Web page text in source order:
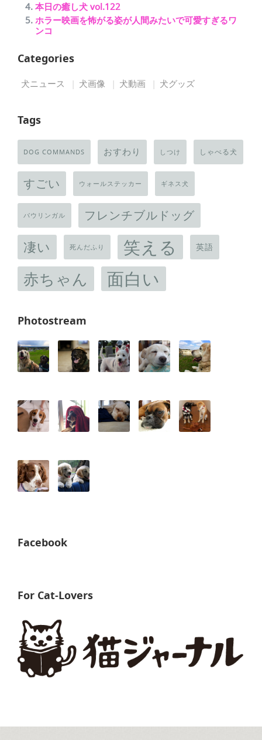
本日の癒し犬 vol.122
ホラー映画を怖がる姿が人間みたいで可愛すぎるワ
ンコ
Categories
犬ニュース 犬画像 犬動画 犬グッズ
Tags
DOG COMMANDS おすわり しつけ しゃべる犬
すごい ウォールステッカー ギネス犬
バウリンガル フレンチブルドッグ
凄い 死んだふり 笑える 英語
赤ちゃん 面白い
Photostream
Facebook
For Cat-Lovers